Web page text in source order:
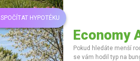
SPOČÍTAT HYPOTÉKU
Economy
Pokud hledáte menší
se vám hodil typ na